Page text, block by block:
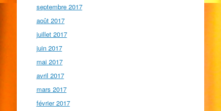
septembre 2017
août 2017
juillet 2017
juin 2017
mai 2017
avril 2017
mars 2017
février 2017